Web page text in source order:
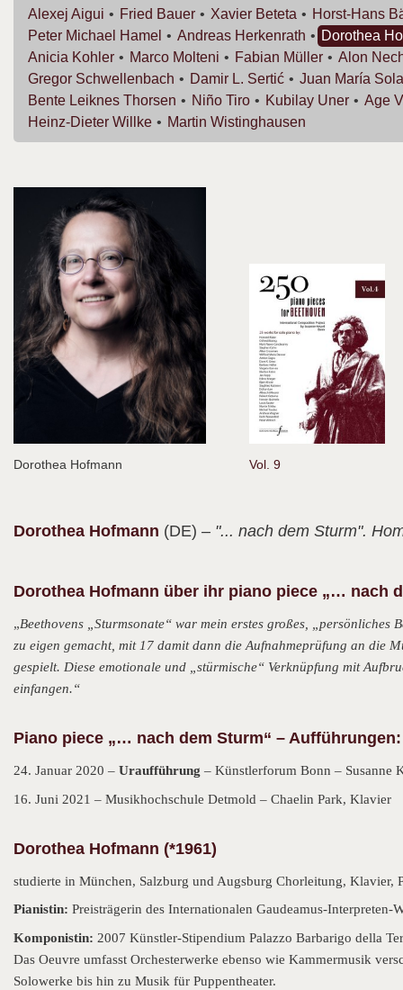
Alexej Aigui Fried Bauer Xavier Beteta Horst-Hans
Peter Michael Hamel Andreas Herkenrath Dorothea
Anicia Kohler Marco Molteni Fabian Müller Alon
Gregor Schwellenbach Damir L. Sertić Juan María
Bente Leiknes Thorsen Niño Tiro Kubilay Uner Age
Heinz-Dieter Willke Martin Wistinghausen
Dorothea Hofmann Vol. 9
Dorothea Hofmann (DE) – "... nach dem Sturm".
Dorothea Hofmann über ihr piano piece „… nach
„Beethovens „Sturmsonate“ war mein erstes großes,
zu eigen gemacht, mit 17 damit dann die Aufnahmeprüfung an die
gespielt. Diese emotionale und „stürmische“ Verknüpfung mit
einfangen.“
Piano piece „… nach dem Sturm“ – Aufführungen:
24. Januar 2020 – Uraufführung – Künstlerforum Bonn – Susanne
16. Juni 2021 – Musikhochschule Detmold – Chaelin Park, Klavier
Dorothea Hofmann (*1961)
studierte in München, Salzburg und Augsburg Chorleitung, Klavier,
Pianistin: Preisträgerin des Internationalen Gaudeamus-Interpreten-
Komponistin: 2007 Künstler-Stipendium Palazzo Barbarigo della
Das Oeuvre umfasst Orchesterwerke ebenso wie Kammermusik
Solowerke bis hin zu Musik für Puppentheater.